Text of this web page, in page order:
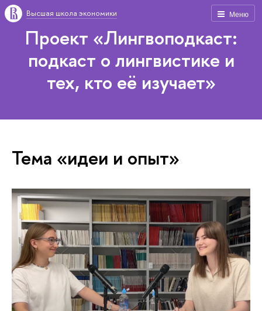
Меню
Высшая школа экономики
Проект «Лингвоподкаст:
подкаст о лингвистике и
тех, кто её изучает»
Тема «идеи и опыт»